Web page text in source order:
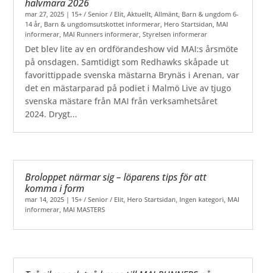
halvmara 2026
mar 27, 2025 | 15+ / Senior / Elit,Aktuellt,Allmänt, Barn & ungdom 6-
14 år, Barn & ungdomsutskottet informerar, Hero Startsidan, MAI
informerar, MAI Runners informerar,Styrelsen informerar
Det blev lite av en ordförandeshow vid MAI:s årsmöte
på onsdagen. Samtidigt som Redhawks skåpade ut
favorittippade svenska mästarna Brynäs i Arenan, var
det en mästarparad på podiet i Malmö Live av tjugo
svenska mästare från MAI från verksamhetsåret
2024. Drygt...
Broloppet närmar sig – löparens tips för att
komma i form
mar 14, 2025 | 15+ / Senior / Elit, Hero Startsidan, Ingen kategori, MAI
informerar, MAI MASTERS